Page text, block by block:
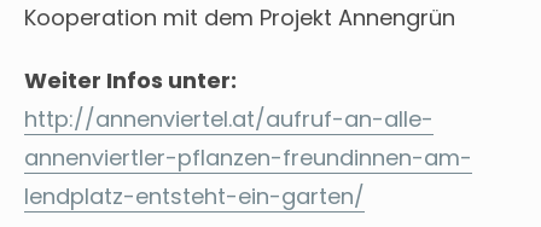
Kooperation mit dem Projekt Annengrün
Weiter Infos unter:
http://annenviertel.at/aufruf-an-alle-
annenviertler-pflanzen-freundinnen-am-
lendplatz-entsteht-ein-garten/